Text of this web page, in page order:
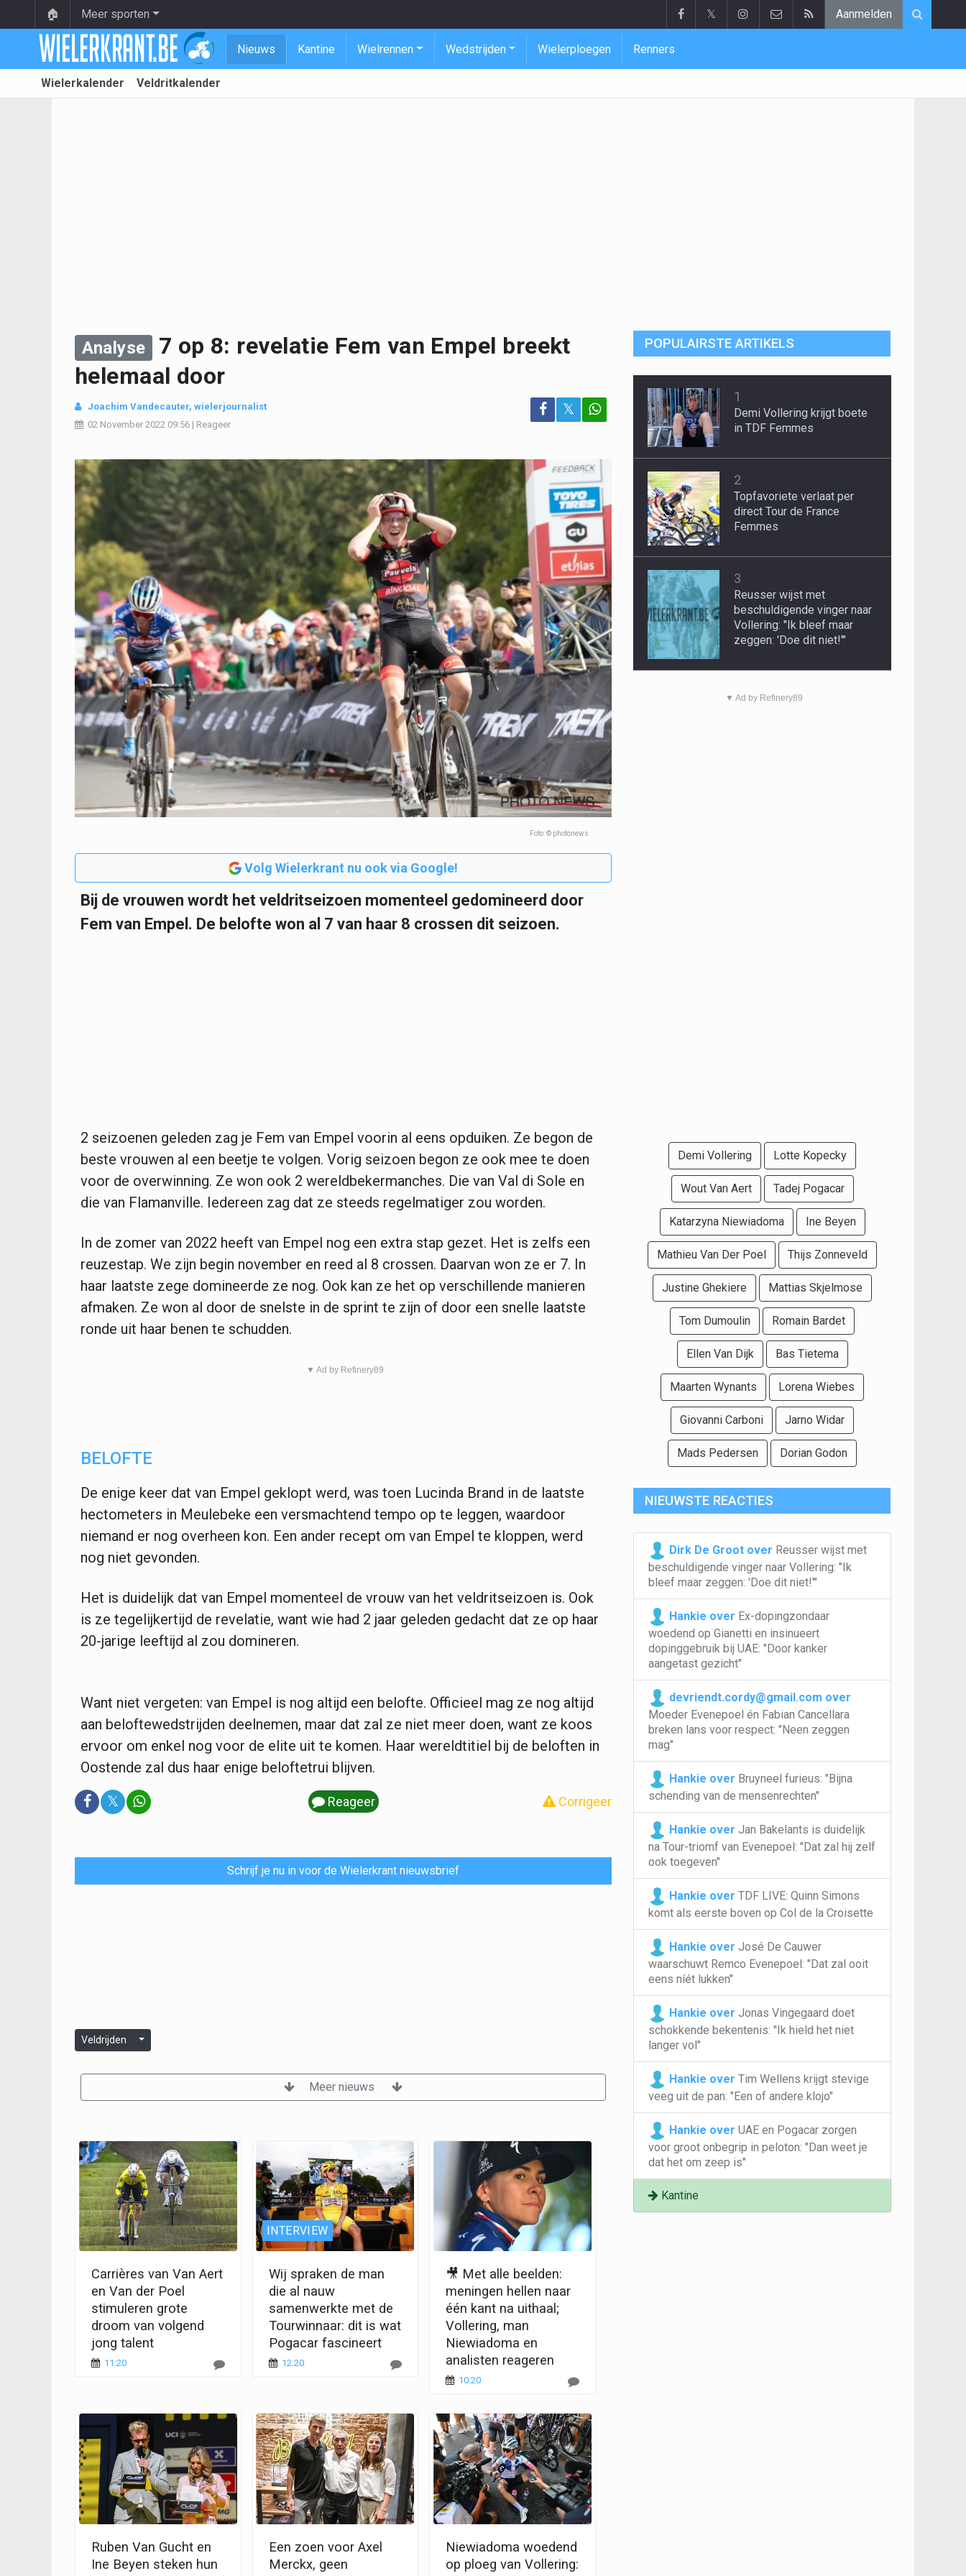
🏠 Meer sporten 𝕏 Aanmelden
Nieuws Kantine Wielrennen Wedstrijden Wielerploegen Renners
Wielerkalender Veldritkalender
Analyse
7 op 8: revelatie Fem van Empel breekt
helemaal door
Joachim Vandecauter, wielerjournalist
02 November 2022 09:56 | Reageer
𝕏
Foto: © photonews
Volg Wielerkrant nu ook via Google!
Bij de vrouwen wordt het veldritseizoen momenteel gedomineerd door
Fem van Empel. De belofte won al 7 van haar 8 crossen dit seizoen.
2 seizoenen geleden zag je Fem van Empel voorin al eens opduiken. Ze begon de
beste vrouwen al een beetje te volgen. Vorig seizoen begon ze ook mee te doen
voor de overwinning. Ze won ook 2 wereldbekermanches. Die van Val di Sole en
die van Flamanville. Iedereen zag dat ze steeds regelmatiger zou worden.
In de zomer van 2022 heeft van Empel nog een extra stap gezet. Het is zelfs een
reuzestap. We zijn begin november en reed al 8 crossen. Daarvan won ze er 7. In
haar laatste zege domineerde ze nog. Ook kan ze het op verschillende manieren
afmaken. Ze won al door de snelste in de sprint te zijn of door een snelle laatste
ronde uit haar benen te schudden.
▼ Ad by Refinery89
BELOFTE
De enige keer dat van Empel geklopt werd, was toen Lucinda Brand in de laatste
hectometers in Meulebeke een versmachtend tempo op te leggen, waardoor
niemand er nog overheen kon. Een ander recept om van Empel te kloppen, werd
nog niet gevonden.
Het is duidelijk dat van Empel momenteel de vrouw van het veldritseizoen is. Ook
is ze tegelijkertijd de revelatie, want wie had 2 jaar geleden gedacht dat ze op haar
20-jarige leeftijd al zou domineren.
Want niet vergeten: van Empel is nog altijd een belofte. Officieel mag ze nog altijd
aan beloftewedstrijden deelnemen, maar dat zal ze niet meer doen, want ze koos
ervoor om enkel nog voor de elite uit te komen. Haar wereldtitiel bij de beloften in
Oostende zal dus haar enige beloftetrui blijven.
𝕏 Reageer Corrigeer
Schrijf je nu in voor de Wielerkrant nieuwsbrief
Veldrijden
Meer nieuws
Carrières van Van Aert
en Van der Poel
stimuleren grote
droom van volgend
jong talent
11:20
INTERVIEW
Wij spraken de man
die al nauw
samenwerkte met de
Tourwinnaar: dit is wat
Pogacar fascineert
12:20
🎥 Met alle beelden:
meningen hellen naar
één kant na uithaal;
Vollering, man
Niewiadoma en
analisten reageren
10:20
Ruben Van Gucht en
Ine Beyen steken hun
Een zoen voor Axel
Merckx, geen
Niewiadoma woedend
op ploeg van Vollering:
POPULAIRSTE ARTIKELS
1
Demi Vollering krijgt boete
in TDF Femmes
2
Topfavoriete verlaat per
direct Tour de France
Femmes
3
Reusser wijst met
beschuldigende vinger naar
Vollering: "Ik bleef maar
zeggen: 'Doe dit niet!'"
▼ Ad by Refinery89
Demi Vollering Lotte Kopecky
Wout Van Aert Tadej Pogacar
Katarzyna Niewiadoma Ine Beyen
Mathieu Van Der Poel Thijs Zonneveld
Justine Ghekiere Mattias Skjelmose
Tom Dumoulin Romain Bardet
Ellen Van Dijk Bas Tietema
Maarten Wynants Lorena Wiebes
Giovanni Carboni Jarno Widar
Mads Pedersen Dorian Godon
NIEUWSTE REACTIES
Dirk De Groot over Reusser wijst met
beschuldigende vinger naar Vollering: "Ik
bleef maar zeggen: 'Doe dit niet!'"
Hankie over Ex-dopingzondaar
woedend op Gianetti en insinueert
dopinggebruik bij UAE: "Door kanker
aangetast gezicht"
devriendt.cordy@gmail.com over
Moeder Evenepoel én Fabian Cancellara
breken lans voor respect: "Neen zeggen
mag"
Hankie over Bruyneel furieus: "Bijna
schending van de mensenrechten"
Hankie over Jan Bakelants is duidelijk
na Tour-triomf van Evenepoel: "Dat zal hij zelf
ook toegeven"
Hankie over TDF LIVE: Quinn Simons
komt als eerste boven op Col de la Croisette
Hankie over José De Cauwer
waarschuwt Remco Evenepoel: "Dat zal ooit
eens níét lukken"
Hankie over Jonas Vingegaard doet
schokkende bekentenis: "Ik hield het niet
langer vol"
Hankie over Tim Wellens krijgt stevige
veeg uit de pan: "Een of andere klojo"
Hankie over UAE en Pogacar zorgen
voor groot onbegrip in peloton: "Dan weet je
dat het om zeep is"
Kantine